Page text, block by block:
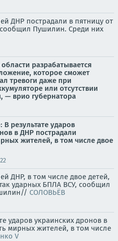
ДНР пострадали в пятницу от
Пушилин. Среди них
разрабатывается
которое сможет
тревоги даже при
или отсутствии
— врио губернатора
результате ударов
в ДНР пострадали
жителей, в том числе двое
ДНР, в том числе двое детей,
ударных БПЛА ВСУ, сообщил
СОЛОВЬЁВ
ударов украинских дронов в
мирных жителей, в том числе
V